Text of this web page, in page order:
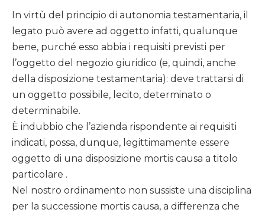
In virtù del principio di autonomia testamentaria, il
legato può avere ad oggetto infatti, qualunque
bene, purché esso abbia i requisiti previsti per
l’oggetto del negozio giuridico (e, quindi, anche
della disposizione testamentaria): deve trattarsi di
un oggetto possibile, lecito, determinato o
determinabile.
È indubbio che l’azienda rispondente ai requisiti
indicati, possa, dunque, legittimamente essere
oggetto di una disposizione mortis causa a titolo
particolare .
Nel nostro ordinamento non sussiste una disciplina
per la successione mortis causa, a differenza che